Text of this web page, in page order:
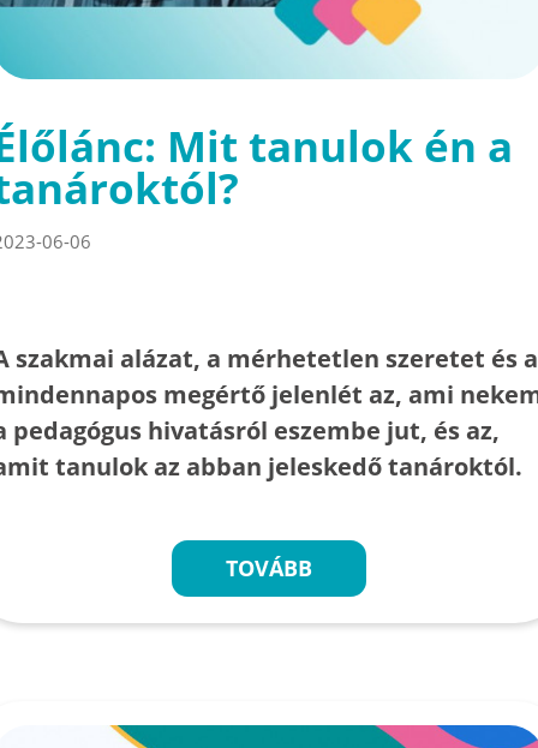
Mit tanulok én a
06-06
szakmai alázat, a mérhetetlen szeretet és a
megértő jelenlét az, ami
pedagógus hivatásról eszembe jut, és az,
tanulok az abban jeleskedő tanároktól.
TOVÁBB